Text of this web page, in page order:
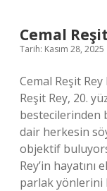
Cemal
Tarih: Kasım 28, 2025
Cemal Reşit
Reşit Rey, 20.
bestecilerinden
dair herkesin
objektif
Rey’in
parlak yönlerini